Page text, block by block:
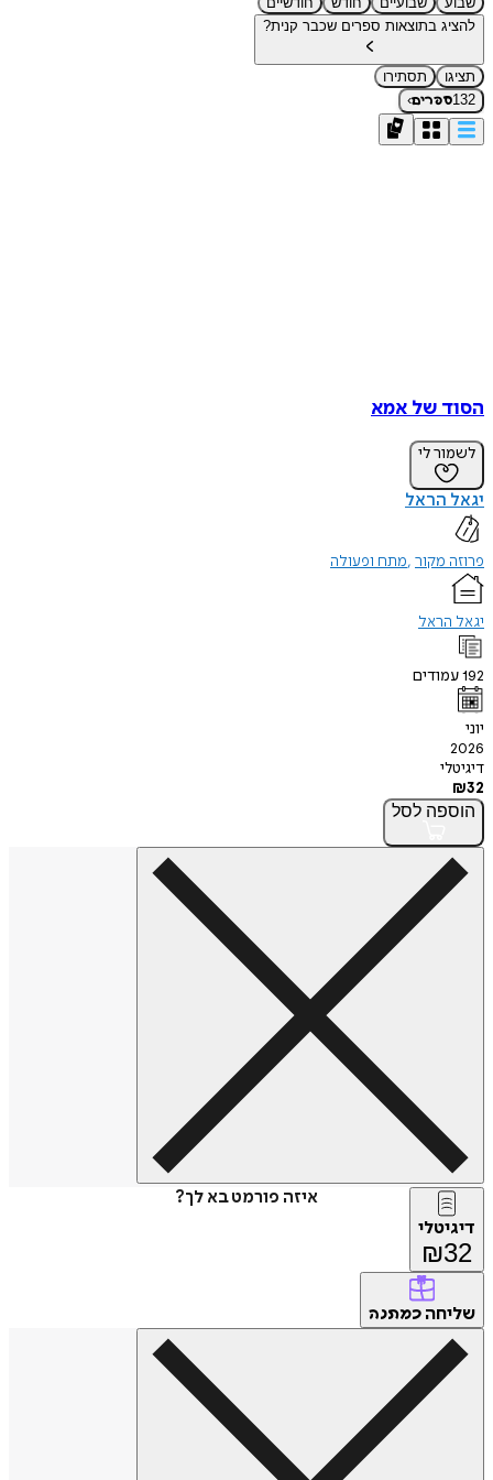
בתוצאות ספרים שכבר קנית?
תסתירו
›
של אמא
לי
הראל
מקור מתח ופעולה
לסל
איזה פורמט בא לך?
₪
כמתנה